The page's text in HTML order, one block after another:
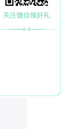
关注微信领好礼